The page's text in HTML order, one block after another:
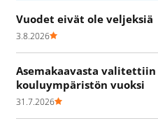
Vuodet eivät ole veljeksiä
3.8.2026
Asemakaavasta
kouluympäristön vuoksi
31.7.2026